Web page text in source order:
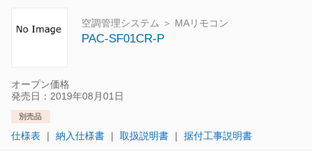
空調管理システム ＞ MAリモコン
PAC-SF01CR-P
オープン価格
発売日：2019年08月01日
別売品
仕様表 ｜ 納入仕様書 ｜ 取扱説明書 ｜ 据付工事説明書